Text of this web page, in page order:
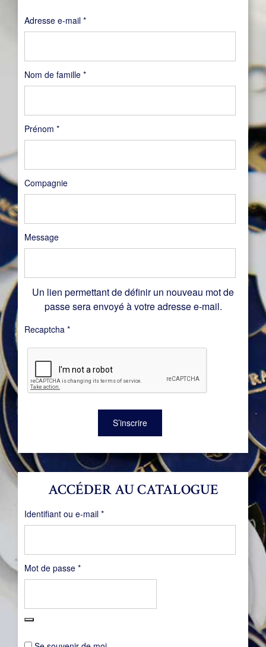
ACCÉDER AU CATALOGUE
Identifiant ou e-mail *Obligatoire
Mot de passe *Obligatoire
Nom de famille *
Prénom *
Compagnie
Message
Adresse e-mail *Obligatoire
Un lien permettant de définir un nouveau mot de
passe sera envoyé à votre adresse e-mail.
Recaptcha *
S’inscrire